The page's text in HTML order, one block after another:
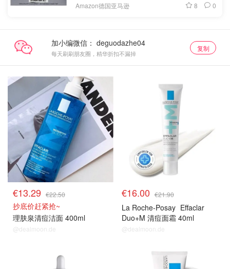
Amazon德国亚马逊 8 0
加小编微信：
每天刷刷朋友圈，精华折扣不漏掉
复制
€13.29 €22.50
抄底价赶紧抢~
理肤泉清痘洁面 400ml
@dealmoon.de
€16.00 €21.90
La Roche-Posay Effaclar
Duo+M 清痘面霜 40ml
@dealmoon.de